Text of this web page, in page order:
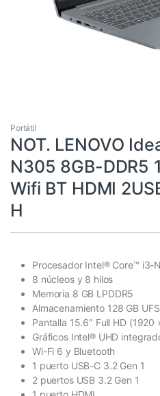
Portátil
NOT. LENOVO
N305 8GB-DDR5
Wifi BT HDMI
H
Procesador Intel® Core™ i3-
8 núcleos y 8 hilos
Memoria 8 GB LPDDR5
Almacenamiento 128 GB UFS
Pantalla 15.6″ Full HD (1920
Gráficos Intel® UHD
Wi-Fi 6 y Bluetooth
1 puerto USB-C 3.2 Gen 1
2 puertos USB 3.2 Gen 1